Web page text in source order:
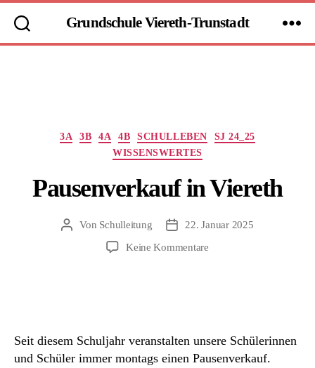
Grundschule Viereth-Trunstadt
Kategorien
3A 3B 4A 4B SCHULLEBEN
SJ 24_25
WISSENSWERTES
Pausenverkauf in Viereth
Beitragsautor
Von Schulleitung Beitragsdatum
22. Januar 2025
Keine Kommentarezu
Seit diesem Schuljahr veranstalten unsere Schülerinnen
und Schüler immer montags einen Pausenverkauf.